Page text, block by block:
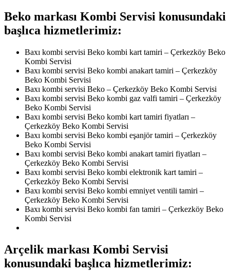
Beko markası Kombi Servisi konusundaki
başlıca hizmetlerimiz:
Baxı kombi servisi Beko kombi kart tamiri – Çerkezköy Beko
Kombi Servisi
Baxı kombi servisi Beko kombi anakart tamiri – Çerkezköy
Beko Kombi Servisi
Baxı kombi servisi Beko – Çerkezköy Beko Kombi Servisi
Baxı kombi servisi Beko kombi gaz valfi tamiri – Çerkezköy
Beko Kombi Servisi
Baxı kombi servisi Beko kombi kart tamiri fiyatları –
Çerkezköy Beko Kombi Servisi
Baxı kombi servisi Beko kombi eşanjör tamiri – Çerkezköy
Beko Kombi Servisi
Baxı kombi servisi Beko kombi anakart tamiri fiyatları –
Çerkezköy Beko Kombi Servisi
Baxı kombi servisi Beko kombi elektronik kart tamiri –
Çerkezköy Beko Kombi Servisi
Baxı kombi servisi Beko kombi emniyet ventili tamiri –
Çerkezköy Beko Kombi Servisi
Baxı kombi servisi Beko kombi fan tamiri – Çerkezköy Beko
Kombi Servisi
Arçelik markası Kombi Servisi
konusundaki başlıca hizmetlerimiz: